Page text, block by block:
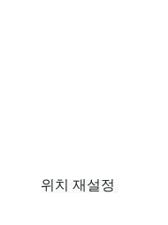
위치 재설정